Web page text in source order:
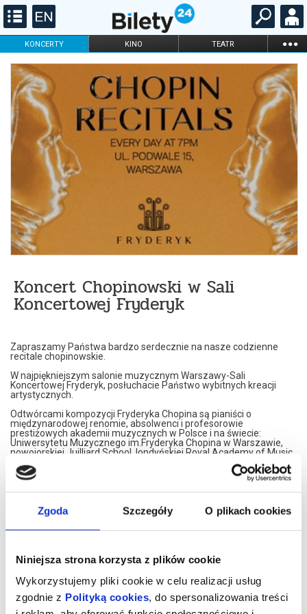
Zgoda Szczegóły O plikach cookies
Niniejsza strona korzysta z plików cookie
Wykorzystujemy pliki cookie w celu realizacji usług
zgodnie z Polityką cookies, do spersonalizowania treści
KONCERTY KINO TEATR ...
FILHARMONIA OPERA I BALET
DLA DZIECI
ONLINE KARNETY
Koncert Chopinowski w Sali
Koncertowej Fryderyk
Zapraszamy Państwa bardzo serdecznie na nasze codzienne
recitale chopinowskie.
W najpiękniejszym salonie muzycznym Warszawy-Sali
Koncertowej Fryderyk, posłuchacie Państwo wybitnych kreacji
artystycznych.
Odtwórcami kompozycji Fryderyka Chopina są pianiści o
międzynarodowej renomie, absolwenci i profesorowie
prestiżowych akademii muzycznych w Polsce i na świecie:
Uniwersytetu Muzycznego im.Fryderyka Chopina w Warszawie,
nowojorskiej Juilliard School, londyńskiej Royal Academy of Music,
Konserwatorium w Moskwie czy francuskiego Conservatoire de
Paris.
Nasi artyści przedstawiają własne interpretacje utworów
Jego kompozycje.
Artyści graja na znakomitym, koncertowym fortepianie Steinway,
Koncerty maja formę XIX spotkań muzycznych. Wnętrze,
inspirowane jest XIX wiekiem, stąd eleganckie, kryształowe
żyrandole i stylowe dodatki XIX wiecznych designerów. Sala
Koncertowa Fryderyk została uznana za najpiękniejszą sale
kameralną w Warszawie.